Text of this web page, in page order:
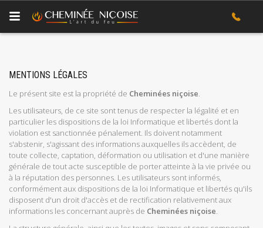
MENTIONS LÉGALES
Le présent site est la propriété de Cheminées niçoise.
Les utilisateurs, de ce site sont tenus de respecter la légalité et en
particulier les dispositions de la loi Informatique et libertés dont la
violation est sanctionnée pénalement. Ils doivent notamment
s'abstenir, s'agissant des informations auxquelles ils accèdent, de
toute collecte, captation, déformation ou utilisation et d'une manière
générale de tout acte susceptible de porter atteinte à la vie privée ou
à la réputation des personnes. Les utilisateurs sont informés,
conformément aux dispositions de la loi Informatique et libertés qu'ils
disposent d'un droit d'accès et de rectification relativement aux
informations les concernant auprès de Cheminées niçoise.